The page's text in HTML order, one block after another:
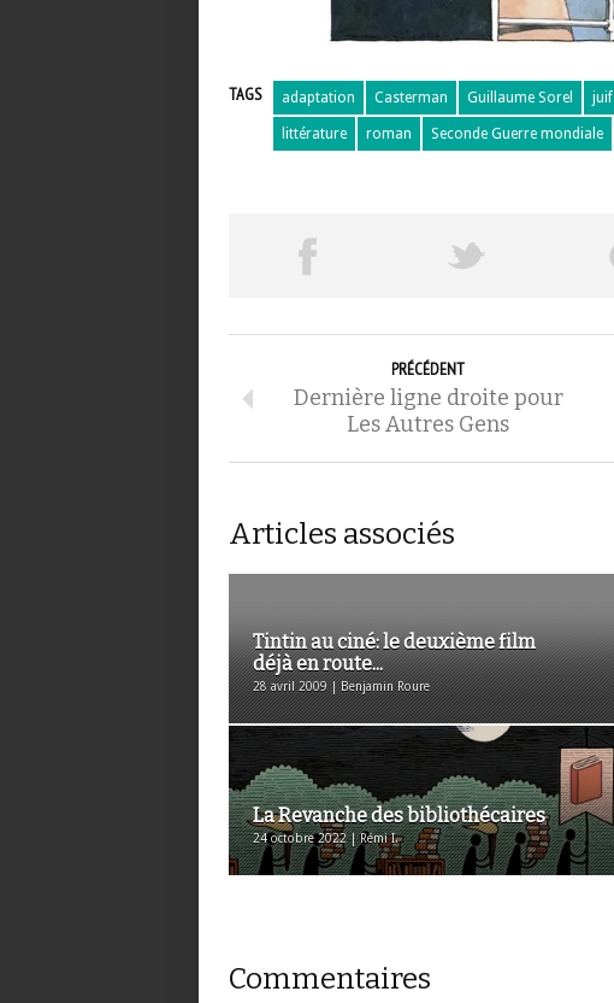
TAGS adaptation Casterman Guillaume Sorel juif
littérature roman Seconde Guerre mondiale
PRÉCÉDENT
Dernière ligne droite pour
Les Autres Gens
Articles associés
Tintin au ciné: le deuxième film
déjà en route...
28 avril 2009 | Benjamin Roure
La Revanche des bibliothécaires
24 octobre 2022 | Rémi I.
Commentaires